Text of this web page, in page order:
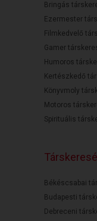
Bringás
Ezermester
Filmkedvelő
Gamer
Humoros
Kertészkedő
Könyvmoly
Motoros
Spirituális
Békéscsabai
Budapesti
Debreceni